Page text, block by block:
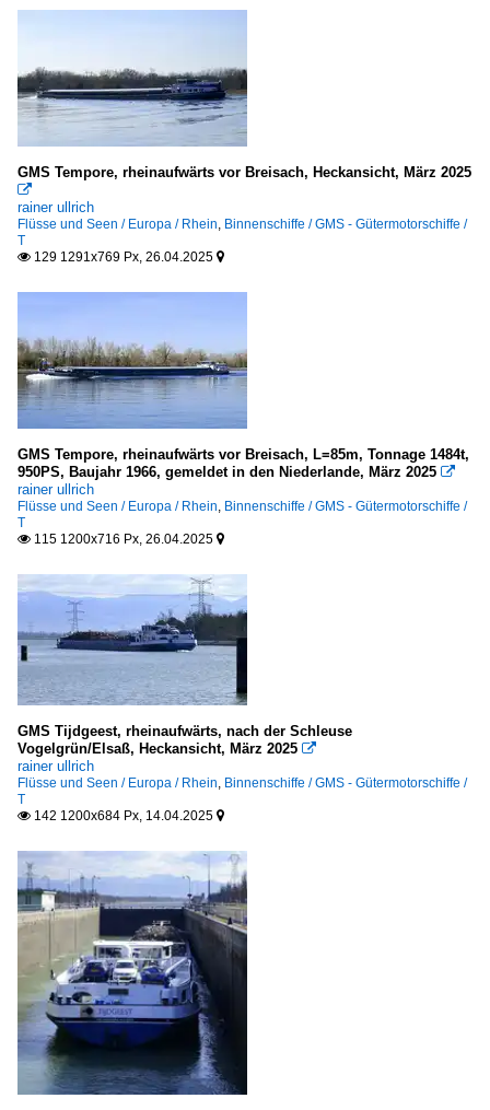
Sonstiges
Schleusen, Schiffshebewerke u.ä.
Belgien
GMS Tempore, rheinaufwärts vor Breisach, Heckansicht, März 2025

rainer ullrich
Flüsse und Seen / Europa / Rhein, Binnenschiffe / GMS - Gütermotorschiffe /
T
 129 1291x769 Px, 26.04.2025 
GMS Tempore, rheinaufwärts vor Breisach, L=85m, Tonnage 1484t,
950PS, Baujahr 1966, gemeldet in den Niederlande, März 2025 
rainer ullrich
Flüsse und Seen / Europa / Rhein, Binnenschiffe / GMS - Gütermotorschiffe /
T
 115 1200x716 Px, 26.04.2025 
GMS Tijdgeest, rheinaufwärts, nach der Schleuse
Vogelgrün/Elsaß, Heckansicht, März 2025 
rainer ullrich
Flüsse und Seen / Europa / Rhein, Binnenschiffe / GMS - Gütermotorschiffe /
T
 142 1200x684 Px, 14.04.2025 